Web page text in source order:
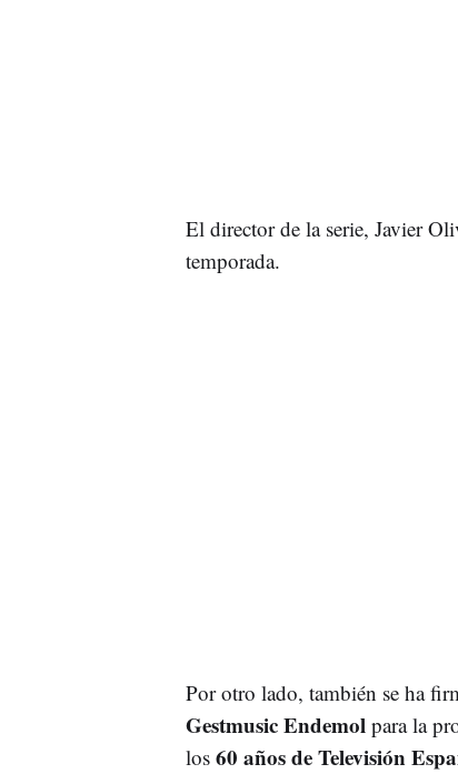
El director de la serie, Javier
temporada.
Por otro lado, también se ha
Gestmusic Endemol para la
los 60 años de Televisión